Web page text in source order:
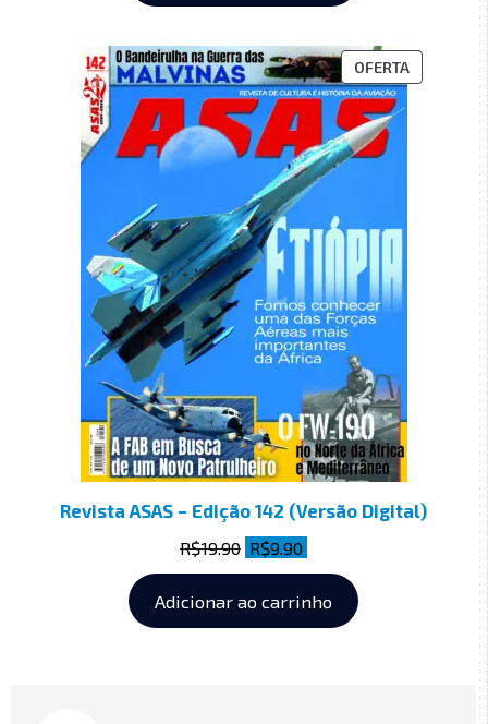
OFERTA
Revista ASAS – Edição 142 (Versão Digital)
R$19.90 R$9.90
Adicionar ao carrinho